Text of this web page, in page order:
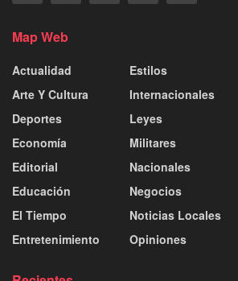
Map Web
Actualidad
Arte Y Cultura
Deportes
Economía
Editorial
Educación
El Tiempo
Entretenimiento
Estilos
Internacionales
Leyes
Militares
Nacionales
Negocios
Noticias Locales
Opiniones